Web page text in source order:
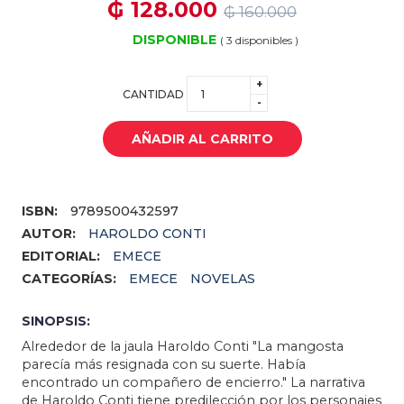
₲ 128.000 ₲ 160.000
DISPONIBLE ( 3 disponibles )
CANTIDAD
+
-
AÑADIR AL CARRITO
ISBN:
9789500432597
AUTOR:
HAROLDO CONTI
EDITORIAL:
EMECE
CATEGORÍAS:
EMECE NOVELAS
SINOPSIS:
Alrededor de la jaula Haroldo Conti "La mangosta
parecía más resignada con su suerte. Había
encontrado un compañero de encierro." La narrativa
de Haroldo Conti tiene predilección por los personajes